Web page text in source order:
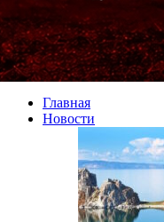
Главная
Новости